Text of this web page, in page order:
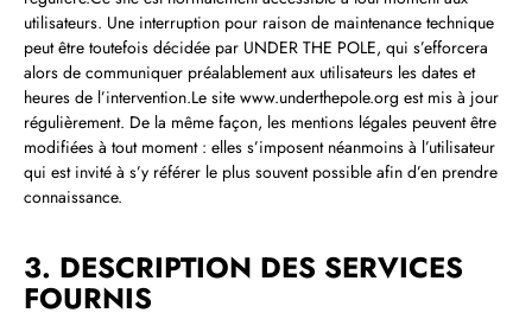
utilisateurs. Une interruption pour raison de maintenance technique
peut être toutefois décidée par UNDER THE POLE, qui s’efforcera
alors de communiquer préalablement aux utilisateurs les dates et
heures de l’intervention.Le site www.underthepole.org est mis à jour
régulièrement. De la même façon, les mentions légales peuvent être
modifiées à tout moment : elles s’imposent néanmoins à l’utilisateur
qui est invité à s’y référer le plus souvent possible afin d’en prendre
connaissance.
3. DESCRIPTION DES SERVICES
FOURNIS